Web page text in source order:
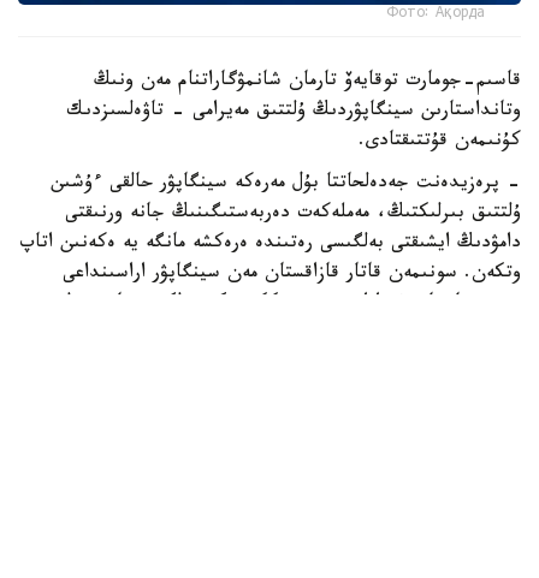
Фото: Ақорда
قاسىم-جومارت توقايەۆ تارمان شانمۋگاراتنام مەن ونىڭ
وتانداستارىن سينگاپۋردىڭ ۇلتتىق مەيرامى - تاۋەلسىزدىك
كۇنىمەن قۇتتىقتادى.
- پرەزيدەنت جەدەلحاتتا بۇل مەرەكە سينگاپۋر حالقى ءۇشىن
ۇلتتىق بىرلىكتىڭ، مەملەكەت دەربەستىگىنىڭ جانە ورنىقتى
دامۋدىڭ ايشىقتى بەلگىسى رەتىندە ەرەكشە مانگە يە ەكەنىن اتاپ
وتكەن. سونىمەن قاتار قازاقستان مەن سينگاپۋر اراسىنداعى